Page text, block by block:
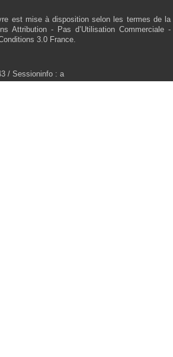
est mise à disposition selon les termes de la
Attribution - Pas d’Utilisation Commerciale -
3.0 France.
/ Sessioninfo : a